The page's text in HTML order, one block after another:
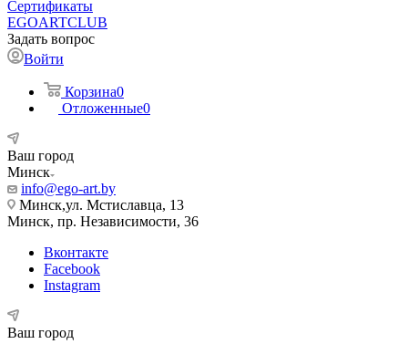
Сертификаты
EGOARTCLUB
Задать вопрос
Войти
Корзина0
Отложенные0
Ваш город
Минск
info@ego-art.by
Минск,ул. Мстиславца, 13
Минск, пр. Независимости, 36
Вконтакте
Facebook
Instagram
Ваш город